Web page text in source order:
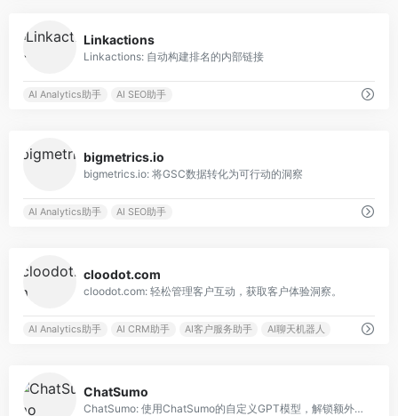
Linkactions
Linkactions: 自动构建排名的内部链接
AI Analytics助手 AI SEO助手
bigmetrics.io
bigmetrics.io: 将GSC数据转化为可行动的洞察
AI Analytics助手 AI SEO助手
cloodot.com
cloodot.com: 轻松管理客户互动，获取客户体验洞察。
AI Analytics助手 AI CRM助手 AI客户服务助手 AI聊天机器人
ChatSumo
ChatSumo: 使用ChatSumo的自定义GPT模型，解锁额外收入并吸引观众。